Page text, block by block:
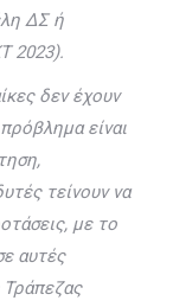
ΔΣ ή
2023).
δεν έχουν
είναι
τείνουν να
με το
αυτές